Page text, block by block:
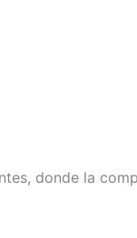
donde la